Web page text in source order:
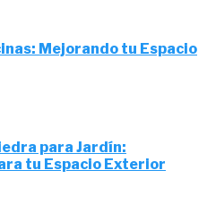
Mejorando tu Espacio
para Jardín:
tu Espacio Exterior